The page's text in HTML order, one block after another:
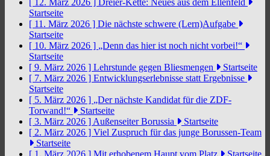
[ 12. März 2026 ] Dreier-Kette: Neues aus dem Ellenfeld
Startseite
[ 11. März 2026 ] Die nächste schwere (Lern)Aufgabe
Startseite
[ 10. März 2026 ] „Denn das hier ist noch nicht vorbei!“
Startseite
[ 9. März 2026 ] Lehrstunde gegen Bliesmengen
Startseite
[ 7. März 2026 ] Entwicklungserlebnisse statt Ergebnisse
Startseite
[ 5. März 2026 ] „Der nächste Kandidat für die ZDF-
Torwand!“
Startseite
[ 3. März 2026 ] Außenseiter Borussia
Startseite
[ 2. März 2026 ] Viel Zuspruch für das junge Borussen-Team
Startseite
[ 1. März 2026 ] Mit erhobenem Haupt vom Platz
Startseite